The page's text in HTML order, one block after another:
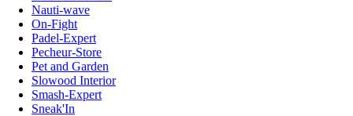
Nauti-wave
On-Fight
Padel-Expert
Pecheur-Store
Pet and Garden
Slowood Interior
Smash-Expert
Sneak'In